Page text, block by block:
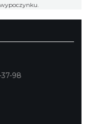
37-98